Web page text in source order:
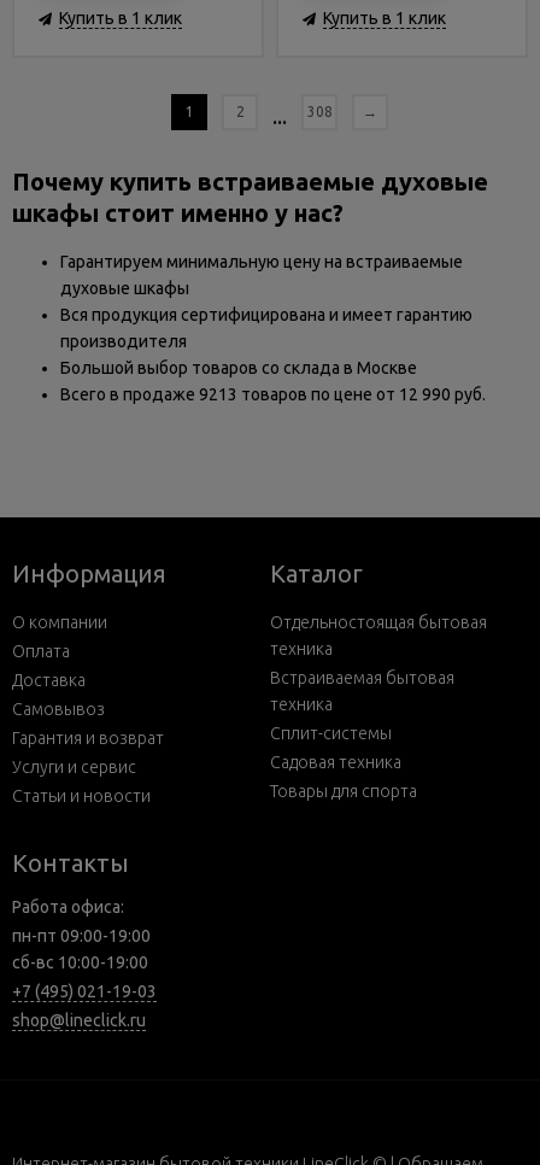
Купить в 1 клик Купить в 1 клик
1 2 ... 308 →
Почему купить встраиваемые духовые
шкафы стоит именно у нас?
Гарантируем минимальную цену на встраиваемые
духовые шкафы
Вся продукция сертифицирована и имеет гарантию
производителя
Большой выбор товаров со склада в Москве
Всего в продаже 9213 товаров по цене от 12 990 руб.
Информация
О компании
Оплата
Доставка
Самовывоз
Гарантия и возврат
Услуги и сервис
Статьи и новости
Каталог
Отдельностоящая бытовая
техника
Встраиваемая бытовая
техника
Сплит-системы
Садовая техника
Товары для спорта
Контакты
Работа офиса:
пн-пт 09:00-19:00
сб-вс 10:00-19:00
+7 (495) 021-19-03
shop@lineclick.ru